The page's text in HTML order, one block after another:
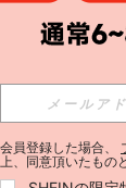
を購読する
会員登録した場合、
上、同意頂いたもの